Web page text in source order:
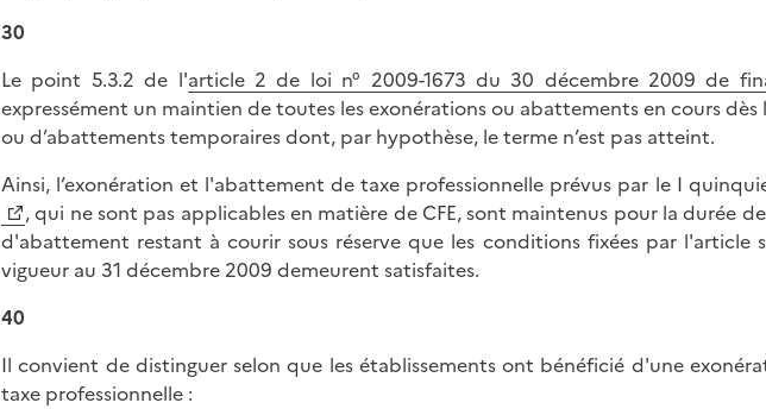
30
Le point 5.3.2 de l'article 2 de loi n° 2009-1673 du 30 décembre 2009 de
expressément un maintien de toutes les exonérations ou abattements en cours dès
ou d’abattements temporaires dont, par hypothèse, le terme n’est pas atteint.
Ainsi, l’exonération et l'abattement de taxe professionnelle prévus par le I
, qui ne sont pas applicables en matière de CFE, sont maintenus pour la durée
d'abattement restant à courir sous réserve que les conditions fixées par l'article
vigueur au 31 décembre 2009 demeurent satisfaites.
40
Il convient de distinguer selon que les établissements ont bénéficié d'une
taxe professionnelle :